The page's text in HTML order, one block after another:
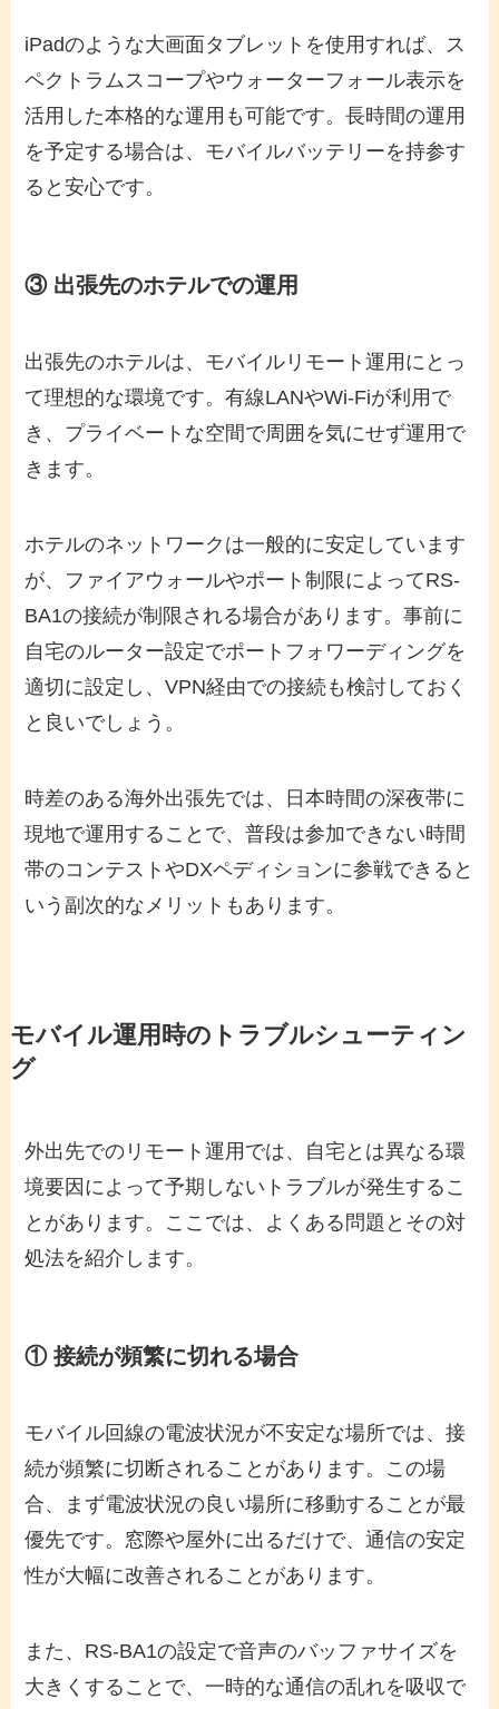
iPadのような大画面タブレットを使用すれば、ス
ペクトラムスコープやウォーターフォール表示を
活用した本格的な運用も可能です。長時間の運用
を予定する場合は、モバイルバッテリーを持参す
ると安心です。
③ 出張先のホテルでの運用
出張先のホテルは、モバイルリモート運用にとっ
て理想的な環境です。有線LANやWi-Fiが利用で
き、プライベートな空間で周囲を気にせず運用で
きます。
ホテルのネットワークは一般的に安定しています
が、ファイアウォールやポート制限によってRS-
BA1の接続が制限される場合があります。事前に
自宅のルーター設定でポートフォワーディングを
適切に設定し、VPN経由での接続も検討しておく
と良いでしょう。
時差のある海外出張先では、日本時間の深夜帯に
現地で運用することで、普段は参加できない時間
帯のコンテストやDXペディションに参戦できると
いう副次的なメリットもあります。
モバイル運用時のトラブルシューティン
グ
外出先でのリモート運用では、自宅とは異なる環
境要因によって予期しないトラブルが発生するこ
とがあります。ここでは、よくある問題とその対
処法を紹介します。
① 接続が頻繁に切れる場合
モバイル回線の電波状況が不安定な場所では、接
続が頻繁に切断されることがあります。この場
合、まず電波状況の良い場所に移動することが最
優先です。窓際や屋外に出るだけで、通信の安定
性が大幅に改善されることがあります。
また、RS-BA1の設定で音声のバッファサイズを
大きくすることで、一時的な通信の乱れを吸収で